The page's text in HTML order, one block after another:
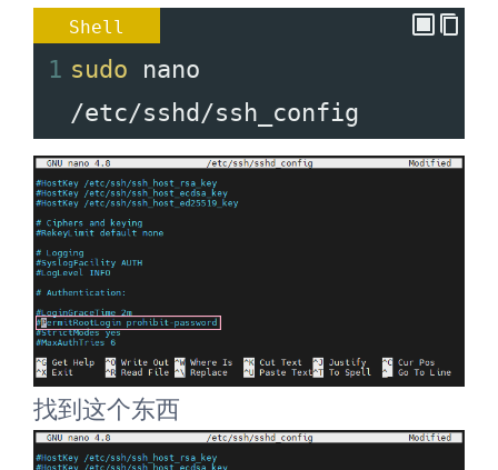
Shell
1 sudo nano
/etc/sshd/ssh_config
找到这个东西